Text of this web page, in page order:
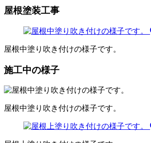
屋根塗装工事
屋根中塗り吹き付けの様子です。
施工中の様子
屋根中塗り吹き付けの様子です。